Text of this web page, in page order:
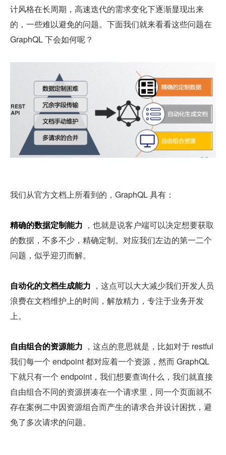
计风格在长周期，高速迭代的需求变化下逐渐显现出来
的，一些难以避免的问题。下面我们就来看看这些问题在
GraphQL 下会如何呢？
我们从官方文档上所看到的，GraphQL 具有：
精确的数据定制能力 ，也就是说客户端可以决定想要获取
的数据，不多不少，精确定制。对应我们左边的第一二个
问题，似乎迎刃而解。
自动化的文档生成能力 ，这点可以大大减少我们开发人员
浪费在文档维护上的时间，解放精力，专注于业务开发
上。
自由组合的资源能力 ，这点的意思就是，比如对于 restful
我们每一个 endpoint 都对应着一个资源，然而 GraphQL
下就只有一个 endpoint，我们想要查询什么，我们就直接
自由组合不同的资源拼凑在一个请求里，同一个页面就不
存在案例二中因资源组合而产生的请求合并设计困扰，避
免了多次请求的问题。